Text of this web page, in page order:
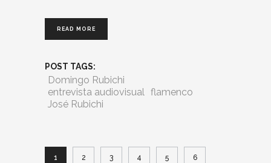
READ MORE
POST TAGS:
Domingo Rubichi
entrevista audiovisual flamenco
José Rubichi
1 2 3 4 5 6